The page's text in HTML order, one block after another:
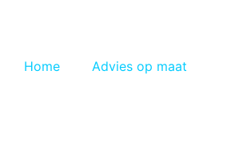
Home Advies op maat